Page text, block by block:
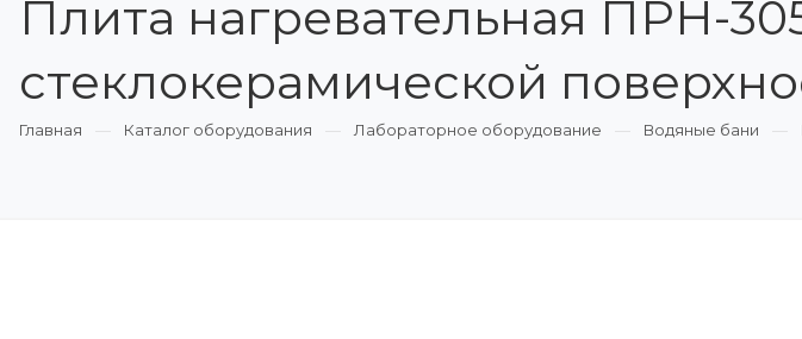
Плита нагревательная ПРН-
стеклокерамической
Главная Каталог оборудования Лабораторное оборудование Водяные бани